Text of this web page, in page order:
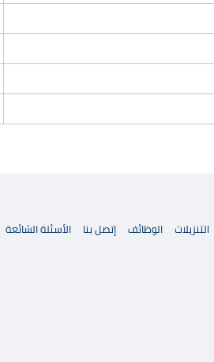
التنزيلات الوظائف إتصل بنا الأسئلة الشائعة